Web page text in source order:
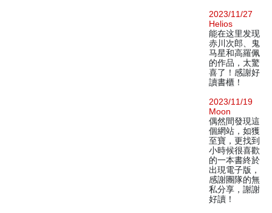
2023/11/27
Helios
能在这里发现
赤川次郎、鬼
马星和高羅佩
的作品，太驚
喜了！感謝好
讀書櫃！
2023/11/19
Moon
偶然間發現這
個網站，如獲
至寶，更找到
小時候很喜歡
的一本書終於
出現電子版，
感謝團隊的無
私分享，謝謝
好讀！